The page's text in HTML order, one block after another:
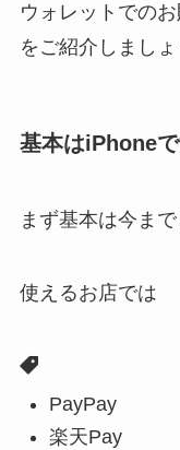
ウォレットでの
をご紹介しましょ
基本はiPhone
まず基本は今まで
使えるお店では
PayPay
楽天Pay